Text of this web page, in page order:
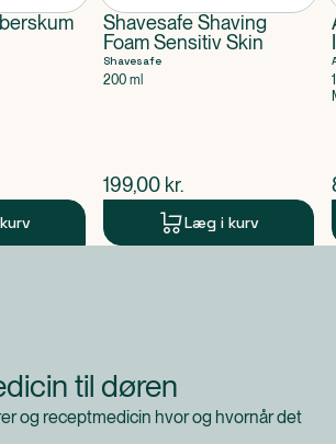
Shavesafe Shaving
Foam Sensitiv Skin
Shavesafe
200 ml
$nuværende pris
199,00 kr.
Læg i kurv
til døren
og receptmedicin hvor og hvornår det